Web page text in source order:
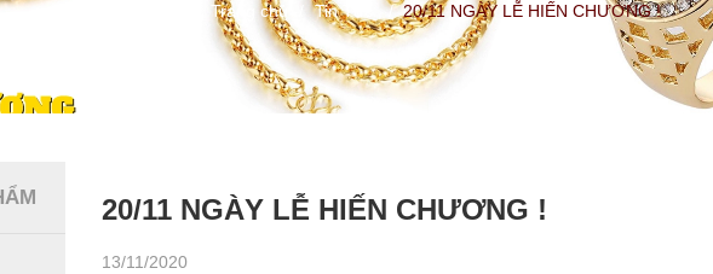
Trang chủ Tin Tức / 20/11 NGÀY LỄ HIẾN CHƯƠNG !
20/11 NGÀY LỄ HIẾN CHƯƠNG !
13/11/2020